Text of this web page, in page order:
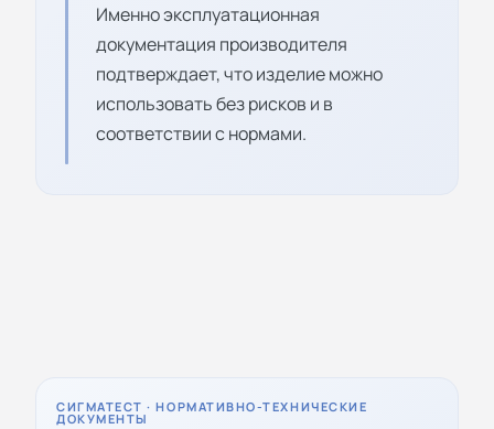
Именно эксплуатационная
документация производителя
подтверждает, что изделие можно
использовать без рисков и в
соответствии с нормами.
СИГМАТЕСТ · НОРМАТИВНО-ТЕХНИЧЕСКИЕ
ДОКУМЕНТЫ